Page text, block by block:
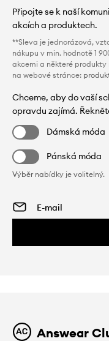
Připojte se k naší
akcích a produktech.
**Sleva je jednorázová,
nákupu v min. hodnotě 1
akcemi a některé produkty
na webové stránce:
Chceme, aby do vaší
opravdu zajímá.
Dámská móda
Pánská móda
Výběr nabídky je volitelný.
Answear